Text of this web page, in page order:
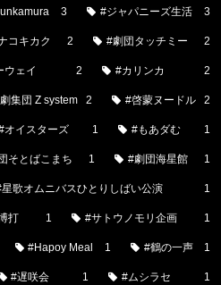
3 #ジャパニーズ生活 3
コキカク 2 #劇団タッチミー 2
ウェイ 2 #カリンカ 2
集団 Z system 2 #啓蒙ヌードル 2
オイスターズ 1 #もあダむ 1
そとばこまち 1 #劇団海星館 1
歌オムニバスひとりしばい公演 1
打 1 #サトウノモリ企画 1
#Hapoy Meal 1 #鶴の一声 1
#遅咲会 1 #ムシラセ 1